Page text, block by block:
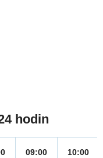
hodin
09:00 10:00